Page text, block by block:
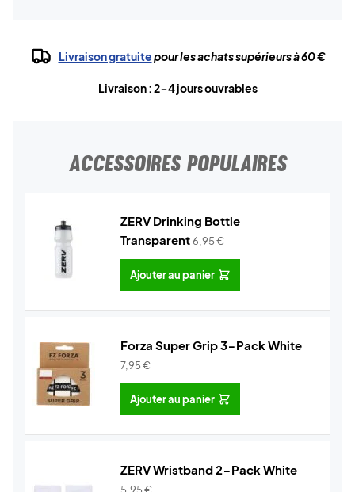
Livraison gratuitepour les achats supérieurs à 60 €
Livraison : 2-4 jours ouvrables
ACCESSOIRES POPULAIRES
ZERV Drinking Bottle
Transparent6,95€
Ajouter au panier
Forza Super Grip 3-Pack White
7,95€
Ajouter au panier
ZERV Wristband 2-Pack White